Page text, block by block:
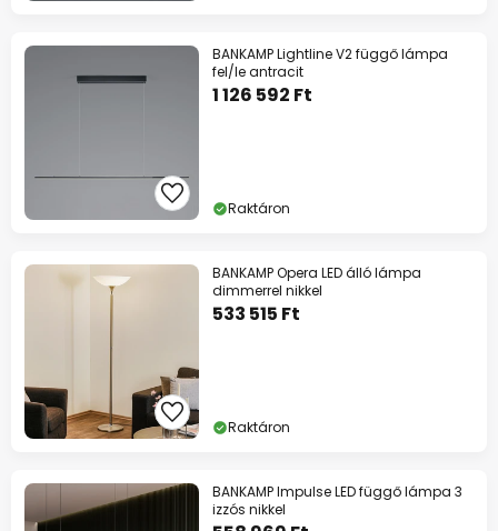
BANKAMP Lightline V2 függő lámpa
fel/le antracit
1 126 592 Ft
Raktáron
BANKAMP Opera LED álló lámpa
dimmerrel nikkel
533 515 Ft
Raktáron
BANKAMP Impulse LED függő lámpa 3
izzós nikkel